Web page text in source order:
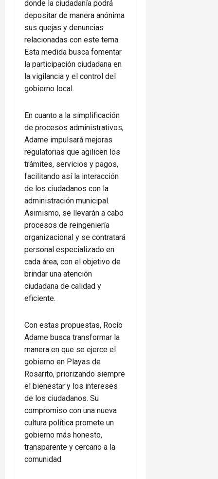
donde la ciudadanía podrá
depositar de manera anónima
sus quejas y denuncias
relacionadas con este tema.
Esta medida busca fomentar
la participación ciudadana en
la vigilancia y el control del
gobierno local.
En cuanto a la simplificación
de procesos administrativos,
Adame impulsará mejoras
regulatorias que agilicen los
trámites, servicios y pagos,
facilitando así la interacción
de los ciudadanos con la
administración municipal.
Asimismo, se llevarán a cabo
procesos de reingeniería
organizacional y se contratará
personal especializado en
cada área, con el objetivo de
brindar una atención
ciudadana de calidad y
eficiente.
Con estas propuestas, Rocío
Adame busca transformar la
manera en que se ejerce el
gobierno en Playas de
Rosarito, priorizando siempre
el bienestar y los intereses
de los ciudadanos. Su
compromiso con una nueva
cultura política promete un
gobierno más honesto,
transparente y cercano a la
comunidad.